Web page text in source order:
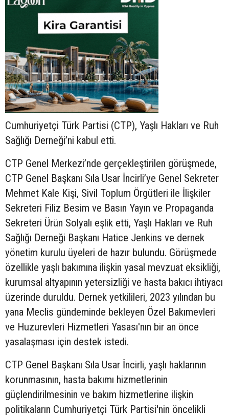
Cumhuriyetçi Türk Partisi (CTP), Yaşlı Hakları ve Ruh
Sağlığı Derneği’ni kabul etti.
CTP Genel Merkezi’nde gerçekleştirilen görüşmede,
CTP Genel Başkanı Sıla Usar İncirli’ye Genel Sekreter
Mehmet Kale Kişi, Sivil Toplum Örgütleri ile İlişkiler
Sekreteri Filiz Besim ve Basın Yayın ve Propaganda
Sekreteri Ürün Solyalı eşlik etti, Yaşlı Hakları ve Ruh
Sağlığı Derneği Başkanı Hatice Jenkins ve dernek
yönetim kurulu üyeleri de hazır bulundu. Görüşmede
özellikle yaşlı bakımına ilişkin yasal mevzuat eksikliği,
kurumsal altyapının yetersizliği ve hasta bakıcı ihtiyacı
üzerinde duruldu. Dernek yetkilileri, 2023 yılından bu
yana Meclis gündeminde bekleyen Özel Bakımevleri
ve Huzurevleri Hizmetleri Yasası'nın bir an önce
yasalaşması için destek istedi.
CTP Genel Başkanı Sıla Usar İncirli, yaşlı haklarının
korunmasının, hasta bakımı hizmetlerinin
güçlendirilmesinin ve bakım hizmetlerine ilişkin
politikaların Cumhuriyetçi Türk Partisi'nin öncelikli